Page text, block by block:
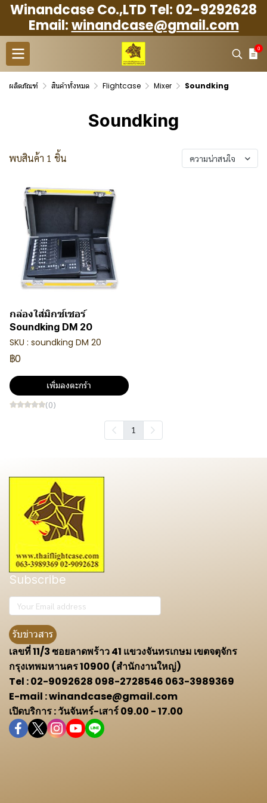
Winandcase Co.,LTD Tel: 02-9292628
Email:winandcase@gmail.com
0
ผลิตภัณฑ์ สินค้าทั้งหมด Flightcase Mixer Soundking
Soundking
พบสินค้า 1 ชิ้น ความน่าสนใจ
กล่องใส่มิกซ์เซอร์
Soundking DM 20
SKU : soundking DM 20
฿0
เพิ่มลงตะกร้า
(0)
1
Subscribe
รับข่าวสาร
เลขที่ 11/3 ซอยลาดพร้าว 41 แขวงจันทรเกษม เขตจตุจักร
กรุงเทพมหานคร 10900 (สำนักงานใหญ่)
Tel : 02-9092628 098-2728546 063-3989369
E-mail : winandcase@gmail.com
เปิดบริการ : วันจันทร์-เสาร์ 09.00 - 17.00